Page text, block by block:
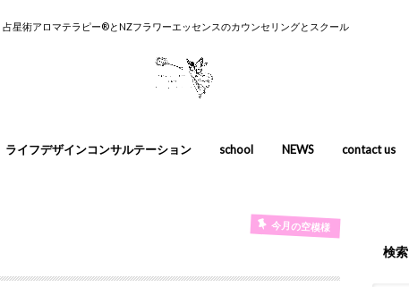
占星術アロマテラピー®︎とNZフラワーエッセンスのカウンセリングとスクール
ライフデザインコンサルテーション school NEWS contact us
今月の空模様
検索